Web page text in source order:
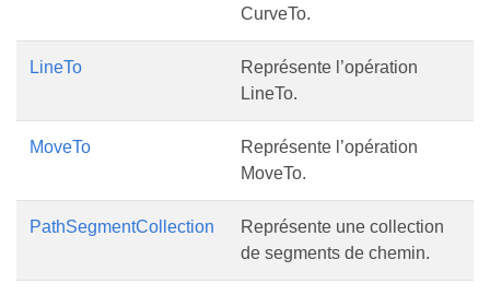
CurveTo.
LineTo
Représente l’opération
LineTo.
MoveTo
Représente l’opération
MoveTo.
PathSegmentCollection
Représente une collection
de segments de chemin.